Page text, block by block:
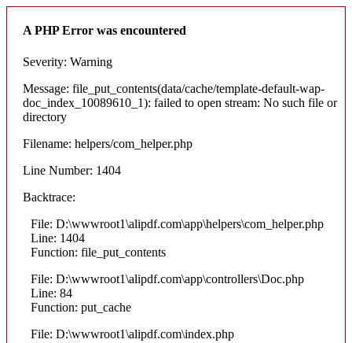
A PHP Error was encountered
Severity: Warning
Message: file_put_contents(data/cache/template-default-wap-
doc_index_10089610_1): failed to open stream: No such file or
directory
Filename: helpers/com_helper.php
Line Number: 1404
Backtrace:
File: D:\wwwroot1\alipdf.com\app\helpers\com_helper.php
Line: 1404
Function: file_put_contents
File: D:\wwwroot1\alipdf.com\app\controllers\Doc.php
Line: 84
Function: put_cache
File: D:\wwwroot1\alipdf.com\index.php